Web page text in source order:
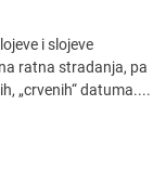
i slojeve
ratna stradanja, pa
„crvenih“ datuma....